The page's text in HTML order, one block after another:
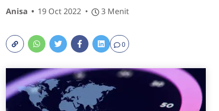
Anisa 19 Oct 2022 3 Menit
0